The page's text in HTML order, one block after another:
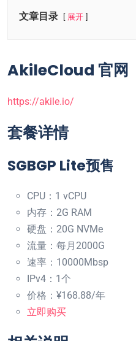
文章目录 展开
AkileCloud 官网
https://akile.io/
套餐详情
SGBGP Lite预售
CPU：1 vCPU
内存：2G RAM
硬盘：20G NVMe
流量：每月2000G
速率：10000Mbsp
IPv4：1个
价格：¥168.88/年
立即购买